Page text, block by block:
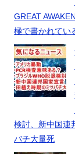
GREAT
極で書かれてい
検討、新中国連
バチ大量死